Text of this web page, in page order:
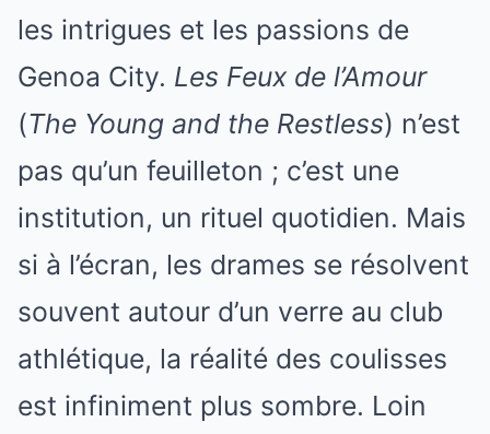
les intrigues et les passions de
Genoa City. Les Feux de l’Amour
(The Young and the Restless) n’est
pas qu’un feuilleton ; c’est une
institution, un rituel quotidien. Mais
si à l’écran, les drames se résolvent
souvent autour d’un verre au club
athlétique, la réalité des coulisses
est infiniment plus sombre. Loin